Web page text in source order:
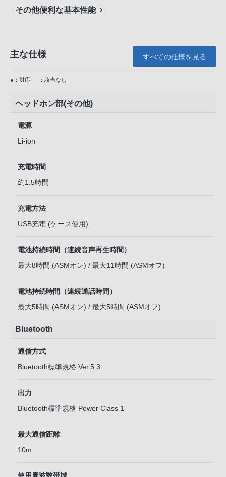
その他便利な基本性能
主な仕様 すべての仕様を見る
●：対応 -：該当なし
ヘッドホン部(その他)
電源
Li-ion
充電時間
約1.5時間
充電方法
USB充電 (ケース使用)
電池持続時間（連続音声再生時間）
最大8時間 (ASMオン) / 最大11時間 (ASMオフ)
電池持続時間（連続通話時間）
最大5時間 (ASMオン) / 最大5時間 (ASMオフ)
Bluetooth
通信方式
Bluetooth標準規格 Ver.5.3
出力
Bluetooth標準規格 Power Class 1
最大通信距離
10m